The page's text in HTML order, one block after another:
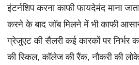
इंटर्नशिप करना काफी फायदेमंद माना
करने के बाद जॉब मिलने में भी काफी
ग्रेजुएट की सैलरी कई कारकों पर
की स्किल, कॉलेज की रैंक, नौकरी की